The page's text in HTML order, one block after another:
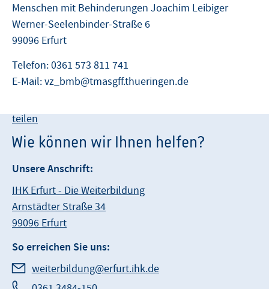
Menschen mit Behinderungen Joachim Leibiger
Werner-Seelenbinder-Straße 6
99096 Erfurt
Telefon: 0361 573 811 741
E-Mail: vz_bmb@tmasgff.thueringen.de
teilen
Wie können wir Ihnen helfen?
Unsere Anschrift:
IHK Erfurt - Die Weiterbildung
Arnstädter Straße 34
99096 Erfurt
So erreichen Sie uns:
weiterbildung@erfurt.ihk.de